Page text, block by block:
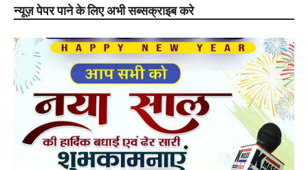
न्यूज़ पेपर पाने के लिए अभी सब्सक्राइब करे